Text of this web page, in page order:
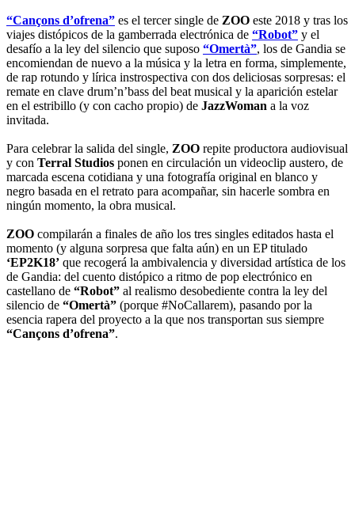
“Cançons d’ofrena” es el tercer single de ZOO este 2018 y tras los
viajes distópicos de la gamberrada electrónica de “Robot” y el
desafío a la ley del silencio que suposo “Omertà”, los de Gandia se
encomiendan de nuevo a la música y la letra en forma, simplemente,
de rap rotundo y lírica instrospectiva con dos deliciosas sorpresas: el
remate en clave drum’n’bass del beat musical y la aparición estelar
en el estribillo (y con cacho propio) de JazzWoman a la voz
invitada.
Para celebrar la salida del single, ZOO repite productora audiovisual
y con Terral Studios ponen en circulación un videoclip austero, de
marcada escena cotidiana y una fotografía original en blanco y
negro basada en el retrato para acompañar, sin hacerle sombra en
ningún momento, la obra musical.
ZOO compilarán a finales de año los tres singles editados hasta el
momento (y alguna sorpresa que falta aún) en un EP titulado
‘EP2K18’ que recogerá la ambivalencia y diversidad artística de los
de Gandia: del cuento distópico a ritmo de pop electrónico en
castellano de “Robot” al realismo desobediente contra la ley del
silencio de “Omertà” (porque #NoCallarem), pasando por la
esencia rapera del proyecto a la que nos transportan sus siempre
“Cançons d’ofrena”.